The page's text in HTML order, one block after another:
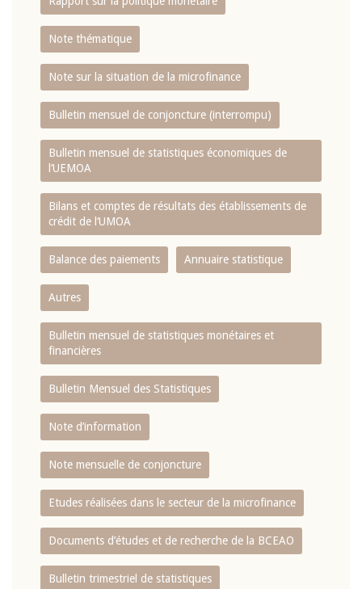
Note thématique
Note sur la situation de la microfinance
Bulletin mensuel de conjoncture (interrompu)
Bulletin mensuel de statistiques économiques de
l‘UEMOA
Bilans et comptes de résultats des établissements de
crédit de l‘UMOA
Balance des paiements Annuaire statistique
Autres
Bulletin mensuel de statistiques monétaires et
financières
Bulletin Mensuel des Statistiques
Note d’information
Note mensuelle de conjoncture
Etudes réalisées dans le secteur de la microfinance
Documents d’études et de recherche de la BCEAO
Bulletin trimestriel de statistiques